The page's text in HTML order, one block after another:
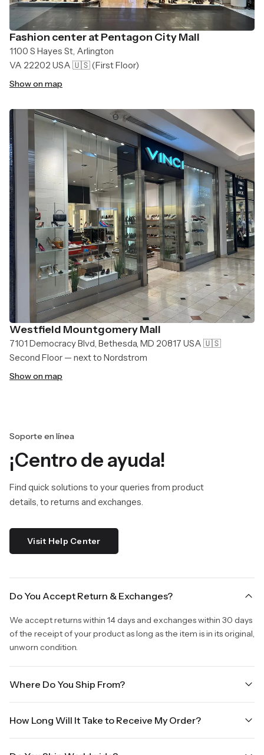
Fashion center at Pentagon City Mall
1100 S Hayes St, Arlington
VA 22202 USA 🇺🇸(First Floor)
Show on map
Westfield Mountgomery Mall
7101 Democracy Blvd, Bethesda, MD 20817 USA 🇺🇸
Second Floor — next to Nordstrom
Show on map
Soporte en línea
¡Centro de ayuda!
Find quick solutions to your queries from product
details, to returns and exchanges.
Visit Help Center
Do You Accept Return & Exchanges?
We accept returns within 14 days and exchanges within 30 days
of the receipt of your product as long as the item is in its original,
unworn condition.
Where Do You Ship From?
How Long Will It Take to Receive My Order?